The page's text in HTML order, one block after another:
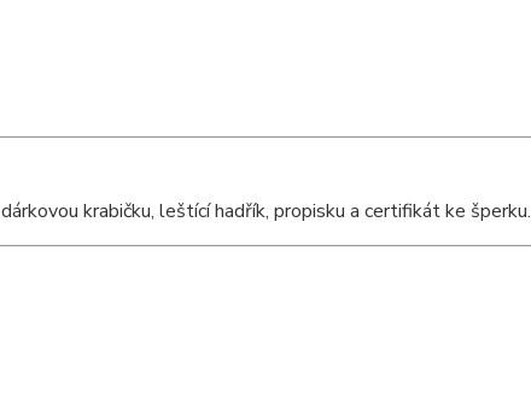
krabičku, leštící hadřík, propisku a certifikát ke šperku.